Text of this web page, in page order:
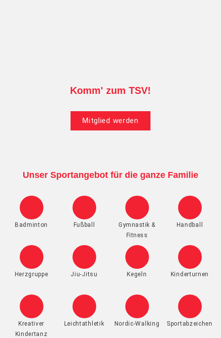
Komm' zum TSV!
Mitglied werden
Unser Sportangebot für die ganze Familie
Badminton Fußball
Gymnastik &
Fitness
Handball
Herzgruppe Jiu-Jitsu Kegeln Kinderturnen
Kreativer
Kindertanz
Leichtathletik Nordic-Walking Sportabzeichen